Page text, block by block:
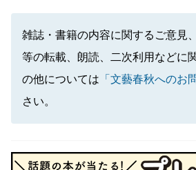
雑誌・書籍の内容に関するご意見
等の転載、朗読、二次利用などに
の他については 「文藝春秋へのお
さい。